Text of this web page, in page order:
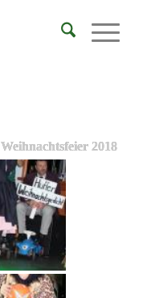
Weihnachtsfeier 2018